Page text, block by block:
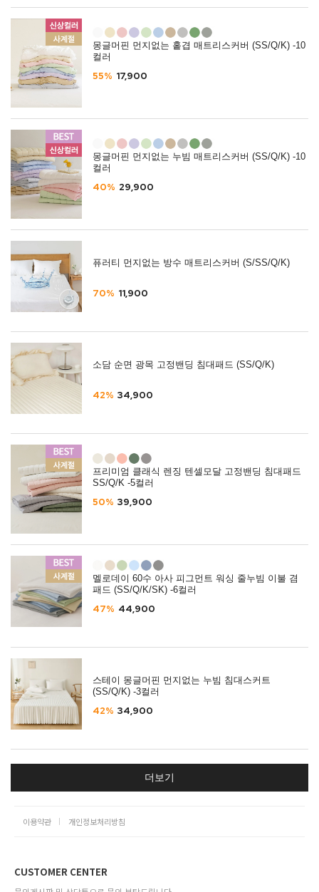
몽글머핀 먼지없는 홑겹 매트리스커버 (SS/Q/K) -10
컬러
55% 17,900
몽글머핀 먼지없는 누빔 매트리스커버 (SS/Q/K) -10
컬러
40% 29,900
퓨러티 먼지없는 방수 매트리스커버 (S/SS/Q/K)
70% 11,900
소담 순면 광목 고정밴딩 침대패드 (SS/Q/K)
42% 34,900
프리미엄 클래식 렌징 텐셀모달 고정밴딩 침대패드
SS/Q/K -5컬러
50% 39,900
멜로데이 60수 아사 피그먼트 워싱 줄누빔 이불 겸
패드 (SS/Q/K/SK) -6컬러
47% 44,900
스테이 몽글머핀 먼지없는 누빔 침대스커트
(SS/Q/K) -3컬러
42% 34,900
더보기
이용약관 개인정보처리방침
CUSTOMER CENTER